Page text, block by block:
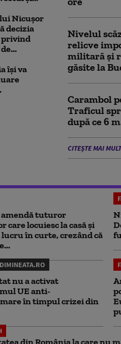
Nicușor
decizia
privind
își va
Nivelul
relicve
militară și
găsite la
Carambol
Traficul
după ce 6
CITEȘTE MAI
amendă tuturor
care locuiesc la casă și
lucru în curte, crezând că
nu a activat
UE anti-
în timpul crizei din